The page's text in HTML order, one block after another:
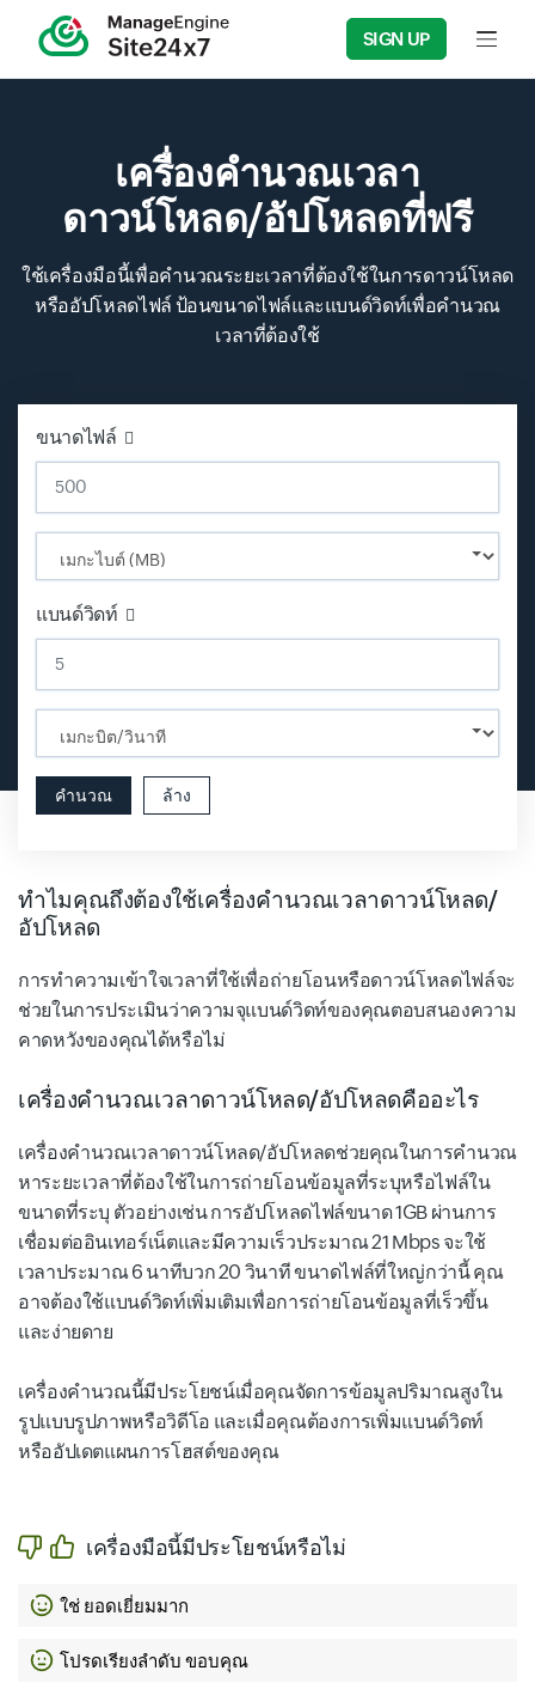
SIGN UP Input
เครื่องคำนวณเวลา
ดาวน์โหลด/อัปโหลดที่ฟรี
ใช้เครื่องมือนี้เพื่อคำนวณระยะเวลาที่ต้องใช้ในการดาวน์โหลด
หรืออัปโหลดไฟล์ ป้อนขนาดไฟล์และแบนด์วิดท์เพื่อคำนวณ
เวลาที่ต้องใช้
ขนาดไฟล์
Input field
แบนด์วิดท์
Input field
คำนวณ ล้าง
ทำไมคุณถึงต้องใช้เครื่องคำนวณเวลาดาวน์โหลด/
อัปโหลด
การทำความเข้าใจเวลาที่ใช้เพื่อถ่ายโอนหรือดาวน์โหลดไฟล์จะ
ช่วยในการประเมินว่าความจุแบนด์วิดท์ของคุณตอบสนองความ
คาดหวังของคุณได้หรือไม่
เครื่องคำนวณเวลาดาวน์โหลด/อัปโหลดคืออะไร
เครื่องคำนวณเวลาดาวน์โหลด/อัปโหลดช่วยคุณในการคำนวณ
หาระยะเวลาที่ต้องใช้ในการถ่ายโอนข้อมูลที่ระบุหรือไฟล์ใน
ขนาดที่ระบุ ตัวอย่างเช่น การอัปโหลดไฟล์ขนาด 1GB ผ่านการ
เชื่อมต่ออินเทอร์เน็ตและมีความเร็วประมาณ 21 Mbps จะใช้
เวลาประมาณ 6 นาทีบวก 20 วินาที ขนาดไฟล์ที่ใหญ่กว่านี้ คุณ
อาจต้องใช้แบนด์วิดท์เพิ่มเติมเพื่อการถ่ายโอนข้อมูลที่เร็วขึ้น
และง่ายดาย
เครื่องคำนวณนี้มีประโยชน์เมื่อคุณจัดการข้อมูลปริมาณสูงใน
รูปแบบรูปภาพหรือวิดีโอ และเมื่อคุณต้องการเพิ่มแบนด์วิดท์
หรืออัปเดตแผนการโฮสต์ของคุณ
เครื่องมือนี้มีประโยชน์หรือไม่
ใช่ ยอดเยี่ยมมาก
โปรดเรียงลำดับ ขอบคุณ